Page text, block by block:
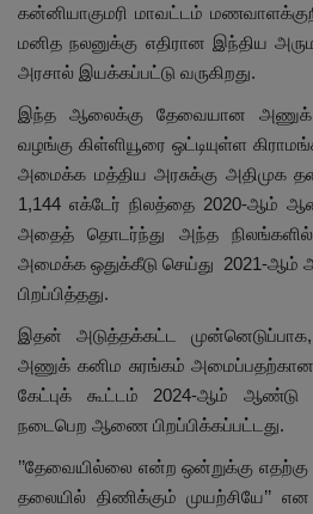
கன்னியாகுமரி மாவட்டம்
மனித நலனுக்கு எதிரான இந்திய
அரசால் இயக்கப்பட்டு வருகிறது.
இந்த ஆலைக்கு தேவையான அணுக்
வழங்கு கிள்ளியூரை ஒட்டியுள்ள
அமைக்க மத்திய அரசுக்கு அதிமுக
1,144 எக்டேர் நிலத்தை 2020-ஆம்
அதைத் தொடர்ந்து அந்த
அமைக்க ஒதுக்கீடு செய்து 2021-
பிறப்பித்தது.
இதன் அடுத்தக்கட்ட
அணுக் கனிம சுரங்கம்
கேட்புக் கூட்டம் 2024-ஆம்
நடைபெற ஆணை பிறப்பிக்கப்பட்டது.
’’தேவையில்லை என்ற ஒன்றுக்கு எதற்கு
தலையில் திணிக்கும் முயற்சியே’’ என